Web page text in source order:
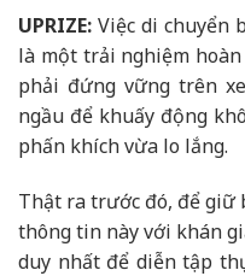
UPRIZE: Việc di chuyển
là một trải nghiệm
phải đứng vững trên
ngầu để khuấy động
phấn khích vừa lo lắng.
Thật ra trước đó, để giữ
thông tin này với khán
duy nhất để diễn tập